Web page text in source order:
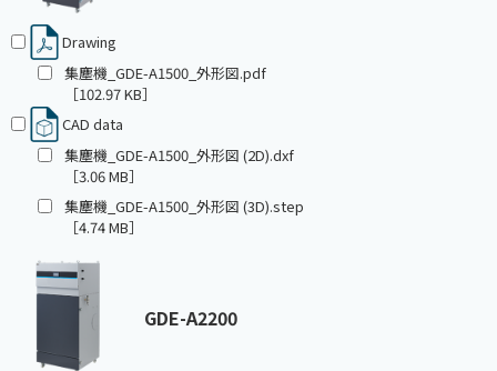
Drawing
集塵機_GDE-A1500_外形図.pdf
［102.97 KB］
CAD data
集塵機_GDE-A1500_外形図 (2D).dxf
［3.06 MB］
集塵機_GDE-A1500_外形図 (3D).step
［4.74 MB］
GDE-A2200